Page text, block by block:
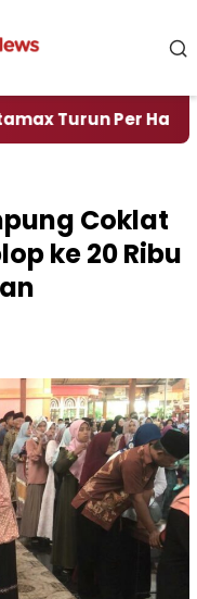
Per Hari Ini, Segini
Coklat
ke 20 Ribu